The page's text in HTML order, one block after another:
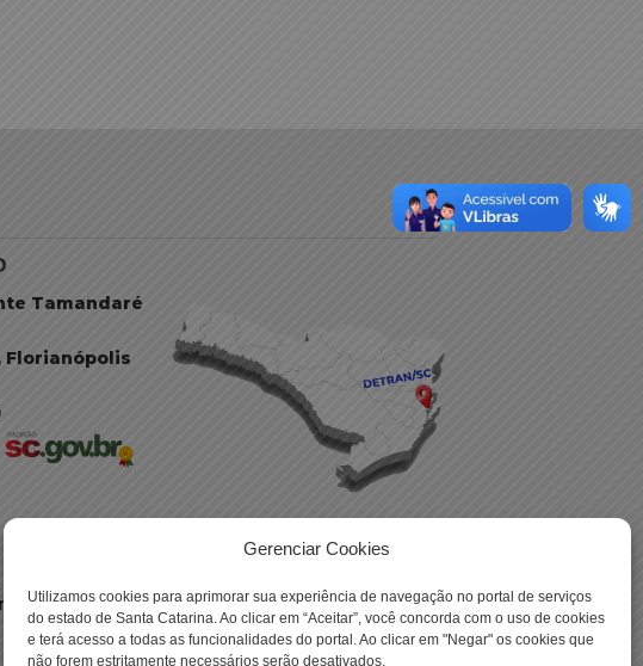
Gerenciar Cookies
Utilizamos cookies para aprimorar sua experiência de navegação no portal de serviços
do estado de Santa Catarina. Ao clicar em “Aceitar”, você concorda com o uso de cookies
e terá acesso a todas as funcionalidades do portal. Ao clicar em "Negar" os cookies que
não forem estritamente necessários serão desativados.
Tamandaré
Florianópolis
-